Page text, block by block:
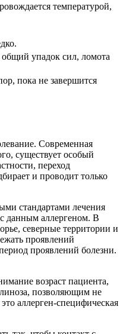
температурой,
общий упадок сил, ломота
пока не завершится
Современная
существует особый
переход
и проводит только
стандартами лечения
данным аллергеном. В
северные территории и
проявлений
проявлений болезни.
возраст пациента,
позволяющим не
аллерген-специфическая